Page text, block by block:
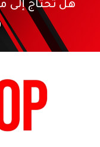
هل تحتاج إلى